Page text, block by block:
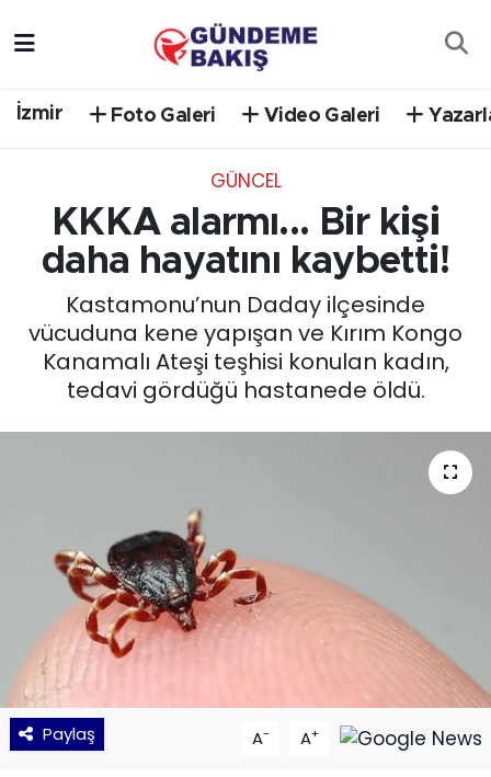
İzmir Foto Galeri Video Galeri
GÜNCEL
KKKA alarmı... Bir kişi
daha hayatını kaybetti!
Kastamonu’nun Daday ilçesinde
vücuduna kene yapışan ve Kırım Kongo
Kanamalı Ateşi teşhisi konulan kadın,
tedavi gördüğü hastanede öldü.
Paylaş A- A+
EGE
EĞİTİM
EKONOMİ
KÜLTÜR SANAT
MAGAZİN
POLİTİKA
SAĞLIK
Siyaset
Süper Lig Puan Durumu ve Fikstür
Tüm Manşetler
Son Dakika Haberleri